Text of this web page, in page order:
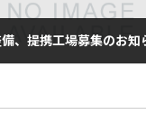
、提携工場募集のお知